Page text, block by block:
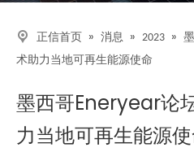
正信首页 » 消息 » 2023 »
术助力当地可再生能源使命
墨西哥Eneryear论
力当地可再生能源